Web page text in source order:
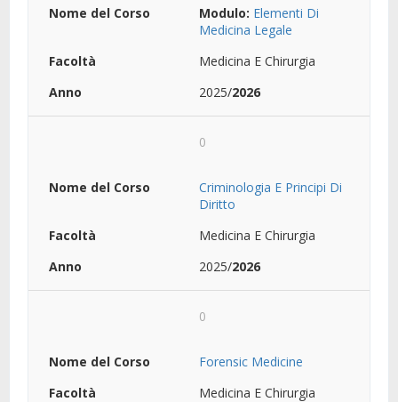
Modulo: Elementi Di
Medicina Legale
Medicina E Chirurgia
2025/2026
0
Criminologia E Principi Di
Diritto
Medicina E Chirurgia
2025/2026
0
Forensic Medicine
Medicina E Chirurgia